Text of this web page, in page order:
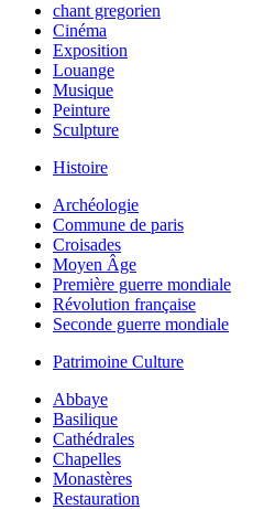
chant gregorien
Cinéma
Exposition
Louange
Musique
Peinture
Sculpture
Histoire
Archéologie
Commune de paris
Croisades
Moyen Âge
Première guerre mondiale
Révolution française
Seconde guerre mondiale
Patrimoine Culture
Abbaye
Basilique
Cathédrales
Chapelles
Monastères
Restauration